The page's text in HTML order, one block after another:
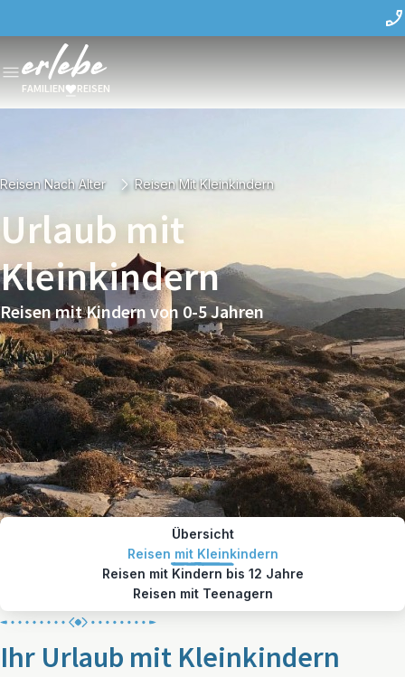
FAMILIEN REISEN
Reisen Nach Alter Reisen Mit Kleinkindern
Urlaub mit
Kleinkindern
Reisen mit Kindern von 0-5 Jahren
Übersicht
Reisen mit Kleinkindern
Reisen mit Kindern bis 12 Jahre
Reisen mit Teenagern
Ihr Urlaub mit Kleinkindern